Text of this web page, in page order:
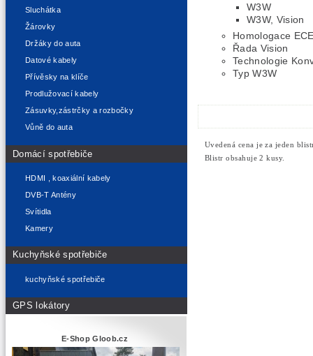
Sluchátka
Žárovky
Držáky do auta
Datové kabely
Přívěsky na klíče
Prodlužovací kabely
Zásuvky,zástrčky a rozbočky
Vůně do auta
Domácí spotřebiče
HDMI , koaxiální kabely
DVB-T Antény
Svítidla
Kamery
Kuchyňské spotřebiče
kuchyňské spotřebiče
GPS lokátory
E-Shop Gloob.cz
W3W
W3W, Vision
Homologace
Řada Vision
Technologie
Typ W3W
Uvedená cena je za jeden
Blistr obsahuje 2 kusy.